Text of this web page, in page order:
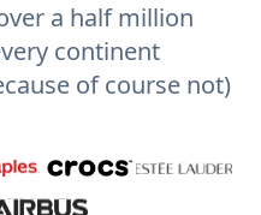
a half million
continent
of course not)